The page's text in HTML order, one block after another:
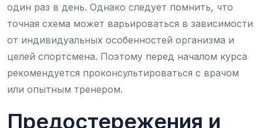
один раз в день. Однако следует помнить, что
точная схема может варьироваться в зависимости
от индивидуальных особенностей организма и
целей спортсмена. Поэтому перед началом курса
рекомендуется проконсультироваться с врачом
или опытным тренером.
Предостережения и